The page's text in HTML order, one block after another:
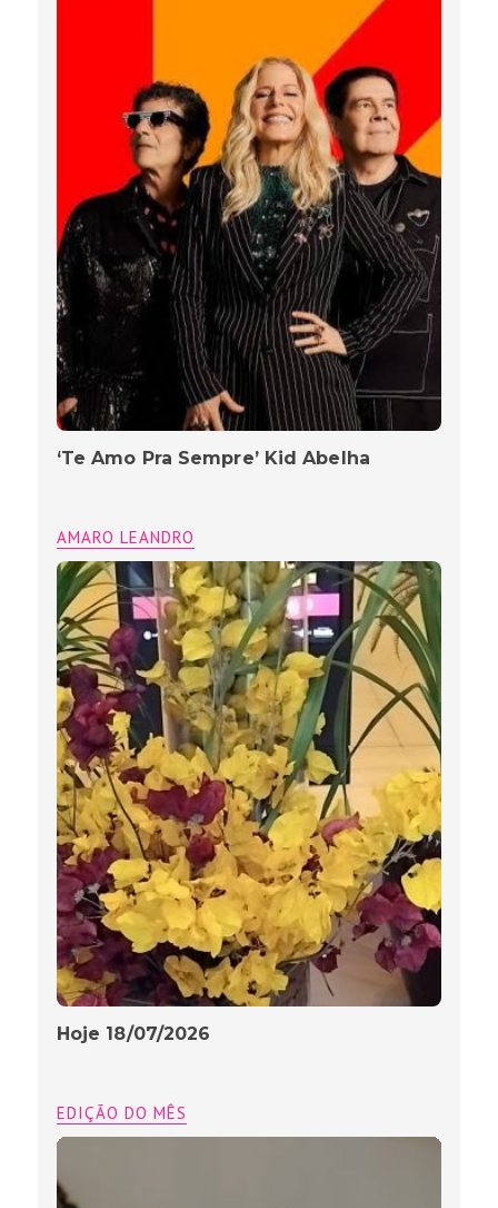
‘Te Amo Pra Sempre’ Kid Abelha
AMARO LEANDRO
Hoje 18/07/2026
EDIÇÃO DO MÊS